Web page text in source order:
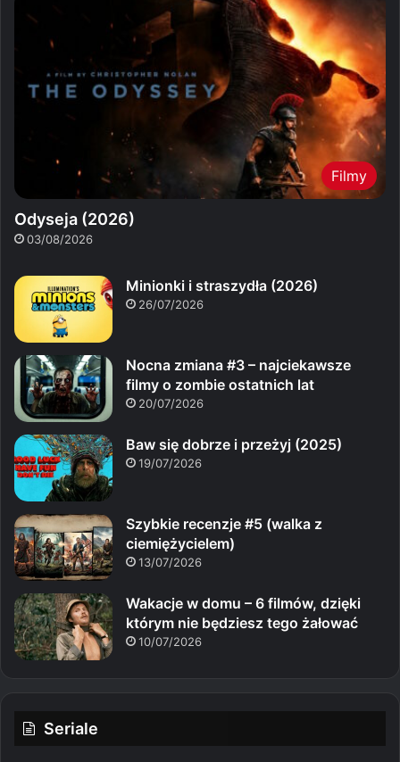
Filmy
Odyseja (2026)
03/08/2026
Minionki i straszydła (2026)
26/07/2026
Nocna zmiana #3 – najciekawsze
filmy o zombie ostatnich lat
20/07/2026
Baw się dobrze i przeżyj (2025)
19/07/2026
Szybkie recenzje #5 (walka z
ciemiężycielem)
13/07/2026
Wakacje w domu – 6 filmów, dzięki
którym nie będziesz tego żałować
10/07/2026
Seriale